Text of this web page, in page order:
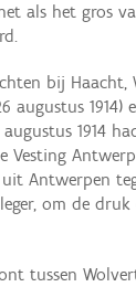
als het gros
bij Haacht,
1914)
1914
Vesting
Antwerpen
om de druk
tussen